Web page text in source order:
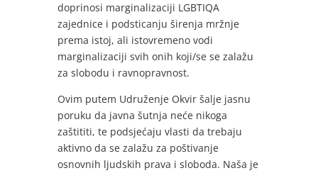
doprinosi marginalizaciji LGBTIQA
zajednice i podsticanju širenja mržnje
prema istoj, ali istovremeno vodi
marginalizaciji svih onih koji/se se zalažu
za slobodu i ravnopravnost.
Ovim putem Udruženje Okvir šalje jasnu
poruku da javna šutnja neće nikoga
zaštititi, te podsjećaju vlasti da trebaju
aktivno da se zalažu za poštivanje
osnovnih ljudskih prava i sloboda. Naša je